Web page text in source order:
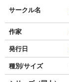
サークル名
作家
発行日
種別/サイズ